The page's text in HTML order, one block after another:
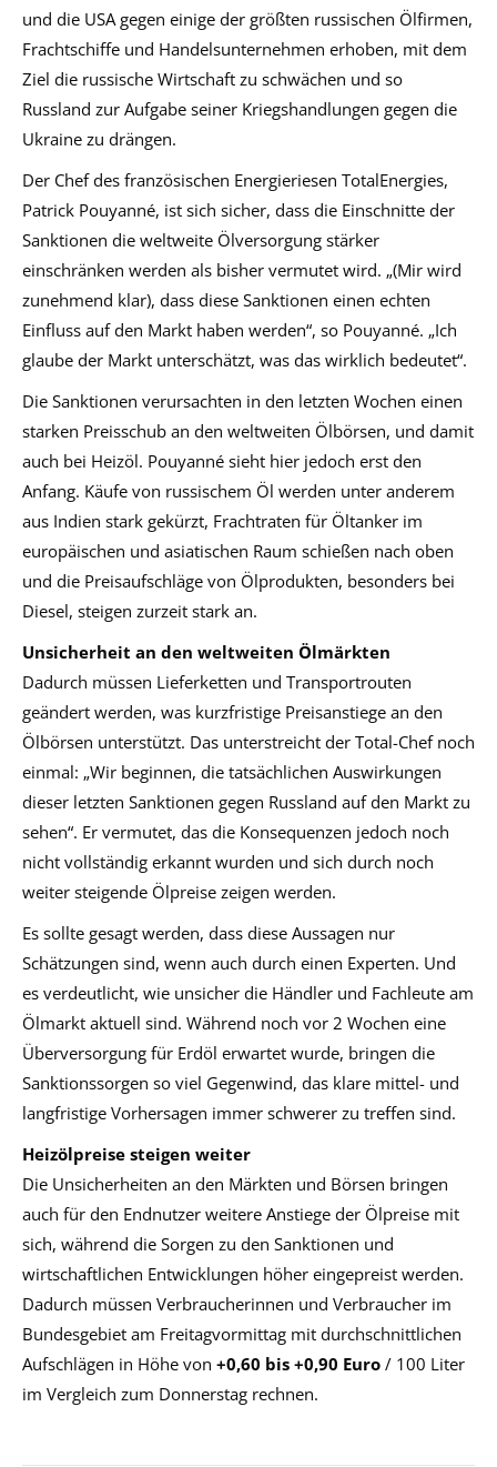
und die USA gegen einige der größten russischen Ölfirmen,
Frachtschiffe und Handelsunternehmen erhoben, mit dem
Ziel die russische Wirtschaft zu schwächen und so
Russland zur Aufgabe seiner Kriegshandlungen gegen die
Ukraine zu drängen.
Der Chef des französischen Energieriesen TotalEnergies,
Patrick Pouyanné, ist sich sicher, dass die Einschnitte der
Sanktionen die weltweite Ölversorgung stärker
einschränken werden als bisher vermutet wird. „(Mir wird
zunehmend klar), dass diese Sanktionen einen echten
Einfluss auf den Markt haben werden“, so Pouyanné. „Ich
glaube der Markt unterschätzt, was das wirklich bedeutet“.
Die Sanktionen verursachten in den letzten Wochen einen
starken Preisschub an den weltweiten Ölbörsen, und damit
auch bei Heizöl. Pouyanné sieht hier jedoch erst den
Anfang. Käufe von russischem Öl werden unter anderem
aus Indien stark gekürzt, Frachtraten für Öltanker im
europäischen und asiatischen Raum schießen nach oben
und die Preisaufschläge von Ölprodukten, besonders bei
Diesel, steigen zurzeit stark an.
Unsicherheit an den weltweiten Ölmärkten
Dadurch müssen Lieferketten und Transportrouten
geändert werden, was kurzfristige Preisanstiege an den
Ölbörsen unterstützt. Das unterstreicht der Total-Chef noch
einmal: „Wir beginnen, die tatsächlichen Auswirkungen
dieser letzten Sanktionen gegen Russland auf den Markt zu
sehen“. Er vermutet, das die Konsequenzen jedoch noch
nicht vollständig erkannt wurden und sich durch noch
weiter steigende Ölpreise zeigen werden.
Es sollte gesagt werden, dass diese Aussagen nur
Schätzungen sind, wenn auch durch einen Experten. Und
es verdeutlicht, wie unsicher die Händler und Fachleute am
Ölmarkt aktuell sind. Während noch vor 2 Wochen eine
Überversorgung für Erdöl erwartet wurde, bringen die
Sanktionssorgen so viel Gegenwind, das klare mittel- und
langfristige Vorhersagen immer schwerer zu treffen sind.
Heizölpreise steigen weiter
Die Unsicherheiten an den Märkten und Börsen bringen
auch für den Endnutzer weitere Anstiege der Ölpreise mit
sich, während die Sorgen zu den Sanktionen und
wirtschaftlichen Entwicklungen höher eingepreist werden.
Dadurch müssen Verbraucherinnen und Verbraucher im
Bundesgebiet am Freitagvormittag mit durchschnittlichen
Aufschlägen in Höhe von +0,60 bis +0,90 Euro / 100 Liter
im Vergleich zum Donnerstag rechnen.